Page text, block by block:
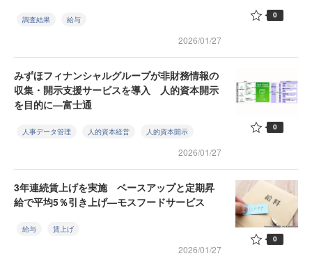
調査結果 給与
2026/01/27
0
みずほフィナンシャルグループが非財務情報の
収集・開示支援サービスを導入 人的資本開示
を目的に—富士通
人事データ管理 人的資本経営 人的資本開示
2026/01/27
0
3年連続賃上げを実施 ベースアップと定期昇
給で平均5％引き上げ—モスフードサービス
給与 賃上げ
2026/01/27
0